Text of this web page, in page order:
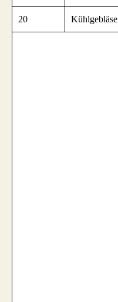
20 Kühlgebläse